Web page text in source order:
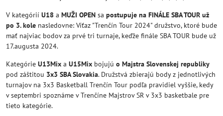
V kategórií U18 a MUŽI OPEN sa postupuje na FINÁLE SBA TOUR už
po 3. kole nasledovne: Víťaz "Trenčín Tour 2024" družstvo, ktoré bude
mať najviac bodov za prvé tri turnaje, keďže finále SBA TOUR bude už
17.augusta 2024.
Kategórie U13Mix a U15Mix bojujú o Majstra Slovenskej republiky
pod záštitou 3x3 SBA Slovakia. Družstvá zbierajú body z jednotlivých
turnajov na 3x3 Basketball Trenčín Tour podľa pravidiel vyššie, kedy
v septembri spoznáme v Trenčíne Majstrov SR v 3x3 basketbale pre
tieto kategórie.